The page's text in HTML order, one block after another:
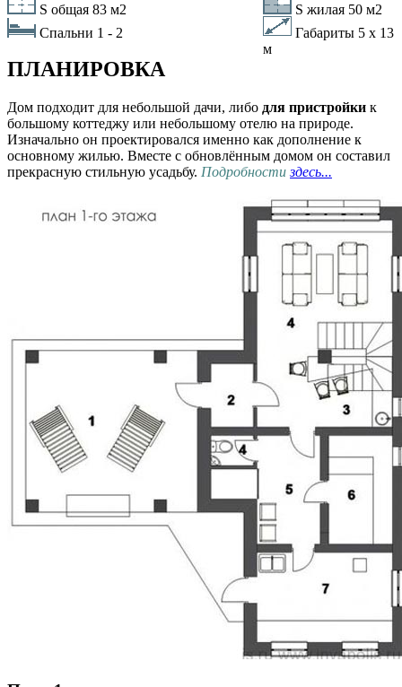
S общая 83 м2
S жилая 50 м2
Спальни 1 - 2
Габариты 5 х 13
м
ПЛАНИРОВКА
Дом подходит для небольшой дачи, либо для пристройки к
большому коттеджу или небольшому отелю на природе.
Изначально он проектировался именно как дополнение к
основному жилью. Вместе с обновлённым домом он составил
прекрасную стильную усадьбу. Подробностиздесь...